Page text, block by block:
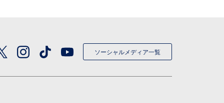
ソーシャルメディア一覧